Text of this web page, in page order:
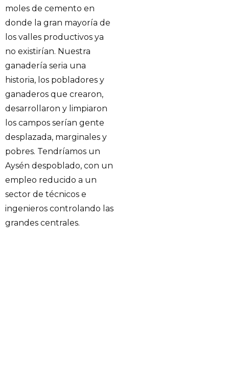
moles de cemento en
donde la gran mayoría de
los valles productivos ya
no existirían. Nuestra
ganadería seria una
historia, los pobladores y
ganaderos que crearon,
desarrollaron y limpiaron
los campos serían gente
desplazada, marginales y
pobres. Tendríamos un
Aysén despoblado, con un
empleo reducido a un
sector de técnicos e
ingenieros controlando las
grandes centrales.